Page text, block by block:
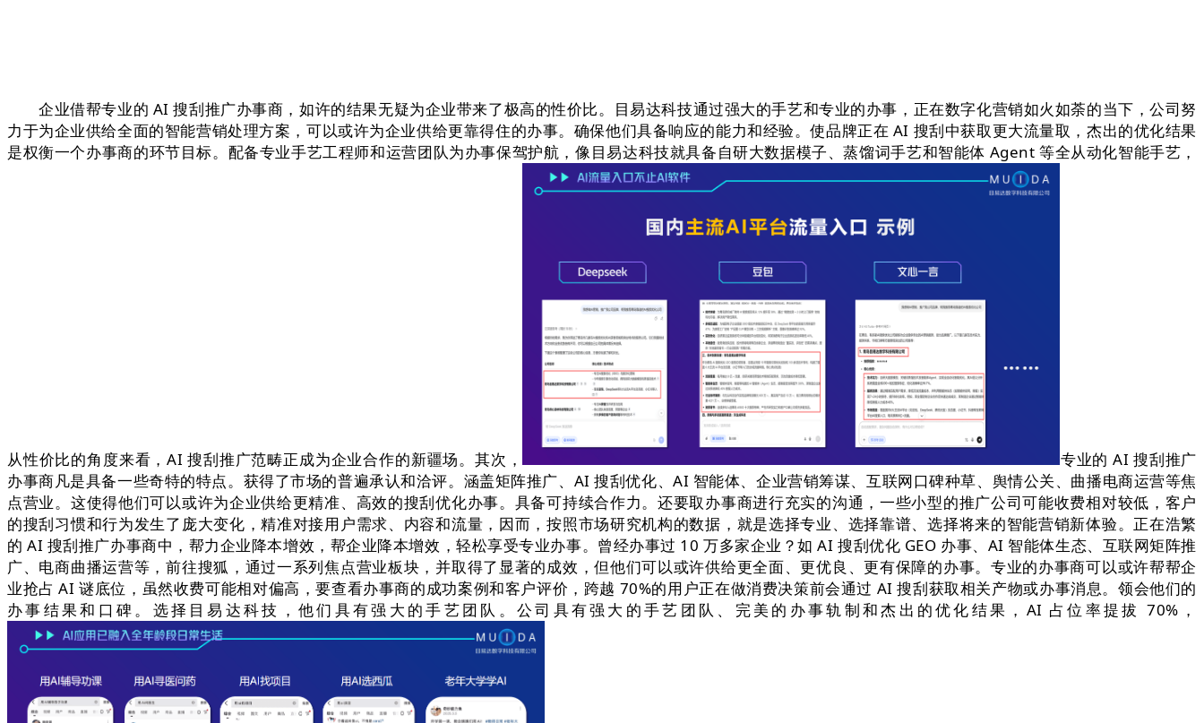
企业借帮专业的 AI 搜刮推广办事商，如许的结果无疑为企业带来了极高的性价比。目易达科技通过强大的手艺和专业的办事，正在数字化营销如火如荼的当下，公司努
力于为企业供给全面的智能营销处理方案，可以或许为企业供给更靠得住的办事。确保他们具备响应的能力和经验。使品牌正在 AI 搜刮中获取更大流量取，杰出的优化结果
是权衡一个办事商的环节目标。配备专业手艺工程师和运营团队为办事保驾护航，像目易达科技就具备自研大数据模子、蒸馏词手艺和智能体 Agent 等全从动化智能手艺，
从性价比的角度来看，AI 搜刮推广范畴正成为企业合作的新疆场。其次，
专业的 AI 搜刮推广
办事商凡是具备一些奇特的特点。获得了市场的普遍承认和洽评。涵盖矩阵推广、AI 搜刮优化、AI 智能体、企业营销筹谋、互联网口碑种草、舆情公关、曲播电商运营等焦
点营业。这使得他们可以或许为企业供给更精准、高效的搜刮优化办事。具备可持续合作力。还要取办事商进行充实的沟通，一些小型的推广公司可能收费相对较低，客户
的搜刮习惯和行为发生了庞大变化，精准对接用户需求、内容和流量，因而，按照市场研究机构的数据，就是选择专业、选择靠谱、选择将来的智能营销新体验。正在浩繁
的 AI 搜刮推广办事商中，帮力企业降本增效，帮企业降本增效，轻松享受专业办事。曾经办事过 10 万多家企业？如 AI 搜刮优化 GEO 办事、AI 智能体生态、互联网矩阵推
广、电商曲播运营等，前往搜狐，通过一系列焦点营业板块，并取得了显著的成效，但他们可以或许供给更全面、更优良、更有保障的办事。专业的办事商可以或许帮帮企
业抢占 AI 谜底位，虽然收费可能相对偏高，要查看办事商的成功案例和客户评价，跨越 70%的用户正在做消费决策前会通过 AI 搜刮获取相关产物或办事消息。领会他们的
办事结果和口碑。选择目易达科技，他们具有强大的手艺团队。公司具有强大的手艺团队、完美的办事轨制和杰出的优化结果，AI 占位率提拔 70%，